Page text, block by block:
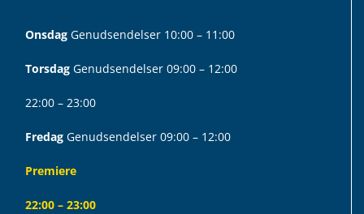
Onsdag Genudsendelser 10:00 – 11:00
Torsdag Genudsendelser 09:00 – 12:00
22:00 – 23:00
Fredag Genudsendelser 09:00 – 12:00
Premiere
22:00 – 23:00